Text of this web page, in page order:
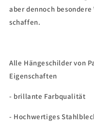
aber dennoch
schaffen.
Alle Hängeschilder von
Eigenschaften
- brillante Farbqualität
- Hochwertiges